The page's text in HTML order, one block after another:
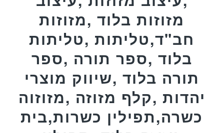
מזוזות בלוד ,מזוזות
חב"ד,טליתות ,טליתות
בלוד ,ספר תורה ,ספר
תורה בלוד ,שיווק מוצרי
יהדות ,קלף מזוזה ,מזוזוה
כשרה,תפילין כשרות,בית